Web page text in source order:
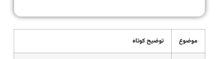
موضوع توضیح کوتاه